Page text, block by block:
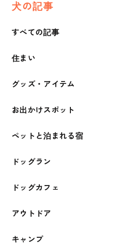
犬の記事
すべての記事
住まい
グッズ・アイテム
お出かけスポット
ペットと泊まれる宿
ドッグラン
ドッグカフェ
アウトドア
キャンプ